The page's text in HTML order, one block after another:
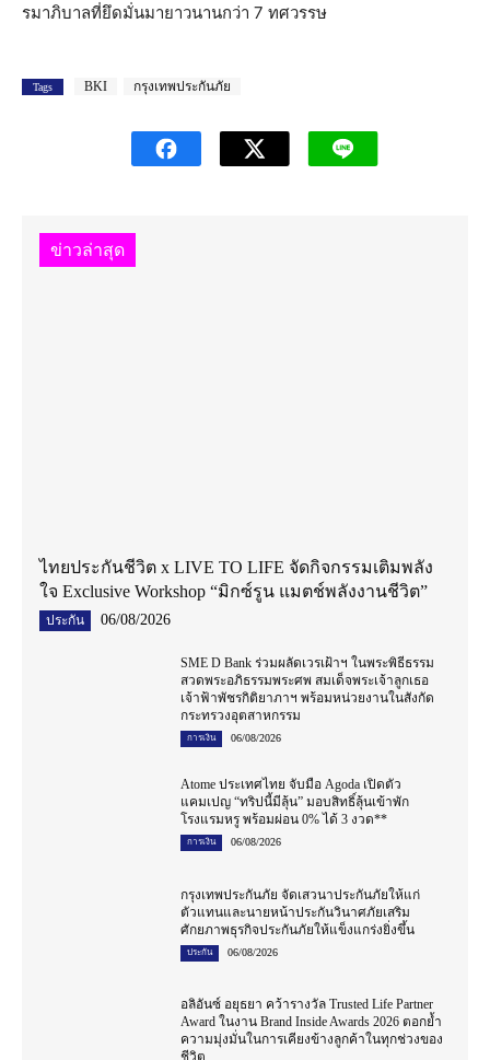
รมาภิบาลที่ยึดมั่นมายาวนานกว่า 7 ทศวรรษ
Tags BKI กรุงเทพประกันภัย
ข่าวล่าสุด
ไทยประกันชีวิต x LIVE TO LIFE จัดกิจกรรมเติมพลัง
ใจ Exclusive Workshop “มิกซ์รูน แมตช์พลังงานชีวิต”
ประกัน 06/08/2026
SME D Bank ร่วมผลัดเวรเฝ้าฯ ในพระพิธีธรรม
สวดพระอภิธรรมพระศพ สมเด็จพระเจ้าลูกเธอ
เจ้าฟ้าพัชรกิติยาภาฯ พร้อมหน่วยงานในสังกัด
กระทรวงอุตสาหกรรม
การเงิน 06/08/2026
Atome ประเทศไทย จับมือ Agoda เปิดตัว
แคมเปญ “ทริปนี้มีลุ้น” มอบสิทธิ์ลุ้นเข้าพัก
โรงแรมหรู พร้อมผ่อน 0% ได้ 3 งวด**
การเงิน 06/08/2026
กรุงเทพประกันภัย จัดเสวนาประกันภัยให้แก่
ตัวแทนและนายหน้าประกันวินาศภัยเสริม
ศักยภาพธุรกิจประกันภัยให้แข็งแกร่งยิ่งขึ้น
ประกัน 06/08/2026
อลิอันซ์ อยุธยา คว้ารางวัล Trusted Life Partner
Award ในงาน Brand Inside Awards 2026 ตอกย้ำ
ความมุ่งมั่นในการเคียงข้างลูกค้าในทุกช่วงของ
ชีวิต